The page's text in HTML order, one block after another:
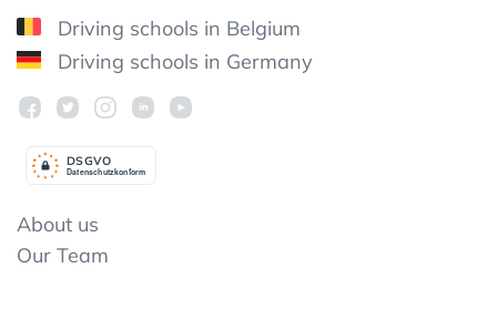
Driving schools in Belgium
Driving schools in Germany
Datenschutzkonform
DSGVO
About us
Our Team